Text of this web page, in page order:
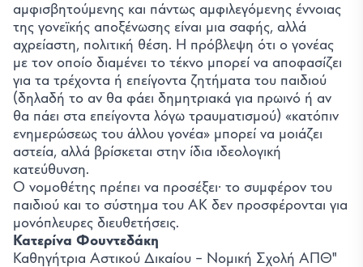
αμφισβητούμενης και πάντως αμφιλεγόμενης έννοιας
της γονεϊκής αποξένωσης είναι μια σαφής, αλλά
αχρείαστη, πολιτική θέση. Η πρόβλεψη ότι ο γονέας
με τον οποίο διαμένει το τέκνο μπορεί να αποφασίζει
για τα τρέχοντα ή επείγοντα ζητήματα του παιδιού
(δηλαδή το αν θα φάει δημητριακά για πρωινό ή αν
θα πάει στα επείγοντα λόγω τραυματισμού) «κατόπιν
ενημερώσεως του άλλου γονέα» μπορεί να μοιάζει
αστεία, αλλά βρίσκεται στην ίδια ιδεολογική
κατεύθυνση.
Ο νομοθέτης πρέπει να προσέξει· το συμφέρον του
παιδιού και το σύστημα του ΑΚ δεν προσφέρονται για
μονόπλευρες διευθετήσεις.
Κατερίνα Φουντεδάκη
Καθηγήτρια Αστικού Δικαίου – Νομική Σχολή ΑΠΘ"